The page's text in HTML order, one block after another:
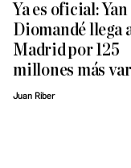
Ya es oficial: Yan
Diomandé llega
Madrid por 125
millones más
Juan Riber